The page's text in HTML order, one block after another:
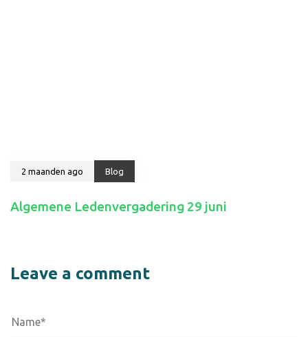
2 maanden ago Blog
Algemene Ledenvergadering 29 juni
Leave a comment